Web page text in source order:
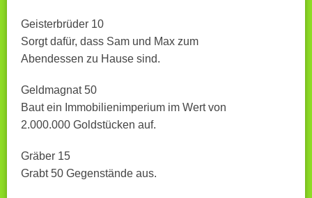
Geisterbrüder 10
Sorgt dafür, dass Sam und Max zum
Abendessen zu Hause sind.
Geldmagnat 50
Baut ein Immobilienimperium im Wert von
2.000.000 Goldstücken auf.
Gräber 15
Grabt 50 Gegenstände aus.